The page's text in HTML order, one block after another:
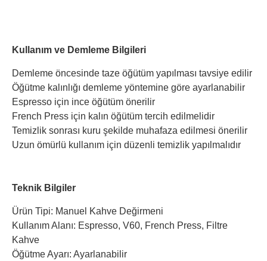
Kullanım ve Demleme Bilgileri
Demleme öncesinde taze öğütüm yapılması tavsiye edilir
Öğütme kalınlığı demleme yöntemine göre ayarlanabilir
Espresso için ince öğütüm önerilir
French Press için kalın öğütüm tercih edilmelidir
Temizlik sonrası kuru şekilde muhafaza edilmesi önerilir
Uzun ömürlü kullanım için düzenli temizlik yapılmalıdır
Teknik Bilgiler
Ürün Tipi: Manuel Kahve Değirmeni
Kullanım Alanı: Espresso, V60, French Press, Filtre
Kahve
Öğütme Ayarı: Ayarlanabilir